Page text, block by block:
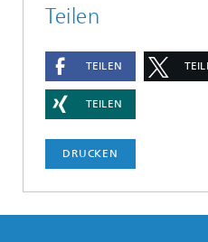
Teilen
TEILEN
TEILEN
DRUCKEN